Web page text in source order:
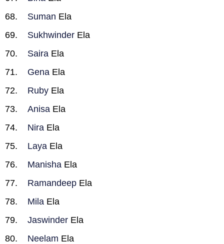
Suman Ela
Sukhwinder Ela
Saira Ela
Gena Ela
Ruby Ela
Anisa Ela
Nira Ela
Laya Ela
Manisha Ela
Ramandeep Ela
Mila Ela
Jaswinder Ela
Neelam Ela